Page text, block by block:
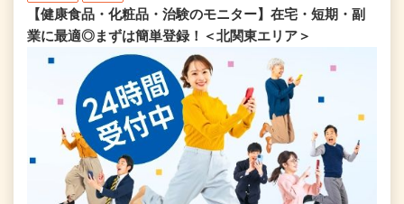
【健康食品・化粧品・治験のモニター】在宅・短期・副
業に最適◎まずは簡単登録！＜北関東エリア＞